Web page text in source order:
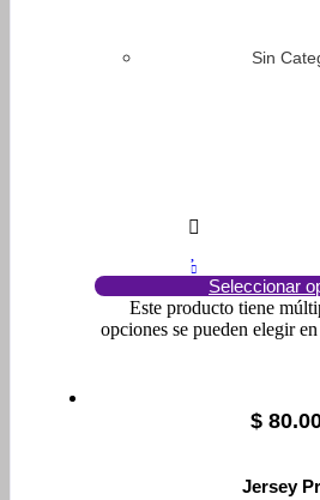
Sin
Seleccionar
Este producto tiene
opciones se pueden elegir
$
Jersey